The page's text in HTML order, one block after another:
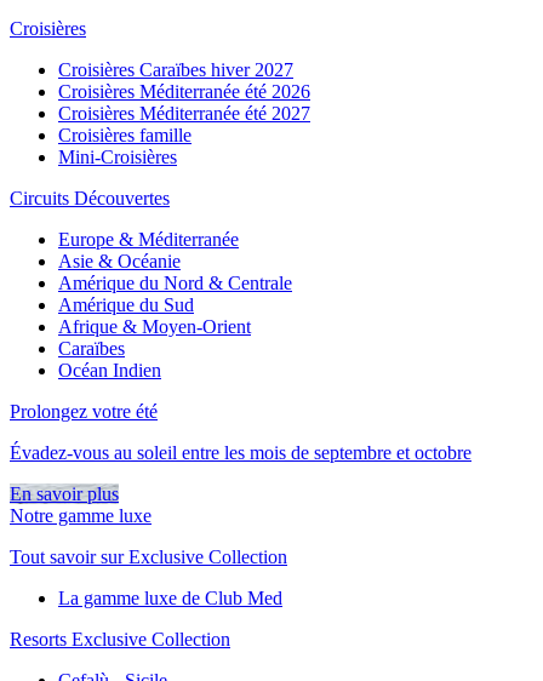
Croisières
Croisières Caraïbes hiver 2027
Croisières Méditerranée été 2026
Croisières Méditerranée été 2027
Croisières famille
Mini-Croisières
Circuits Découvertes
Europe & Méditerranée
Asie & Océanie
Amérique du Nord & Centrale
Amérique du Sud
Afrique & Moyen-Orient
Caraïbes
Océan Indien
Prolongez votre été
Évadez-vous au soleil entre les mois de septembre et octobre
En savoir plus
Notre gamme luxe
Tout savoir sur Exclusive Collection
La gamme luxe de Club Med
Resorts Exclusive Collection